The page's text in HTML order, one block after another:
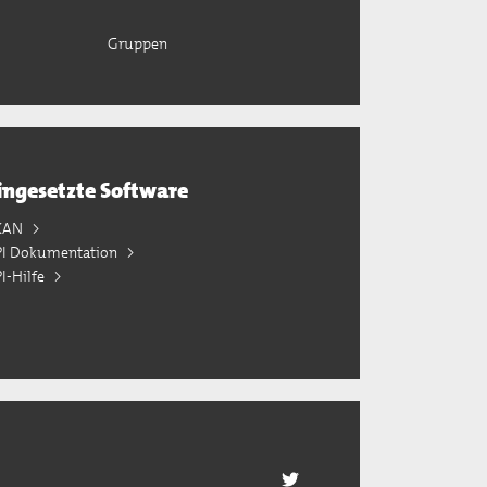
Gruppen
Software
Dokumentation
Hilfe